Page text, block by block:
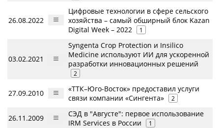
26.08.2022
Цифровые технологии в сфере сельского
хозяйства – самый обширный блок Kazan
Digital Week – 2022
1
03.02.2021
Syngenta Crop Protection и Insilico
Medicine используют ИИ для ускоренной
разработки инновационных решений
2
27.09.2010
«ТТК–Юго-Восток» предоставил услуги
связи компании «Сингента»
2
26.11.2009
СЭД в "Августе": первое использование
IRM Services в России
1